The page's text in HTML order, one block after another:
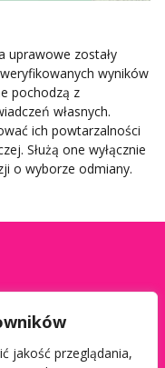
jakość przeglądania,
uprawowe zostały
wyników
pochodzą z
własnych.
ich powtarzalności
Służą one wyłącznie
o wyborze odmiany.